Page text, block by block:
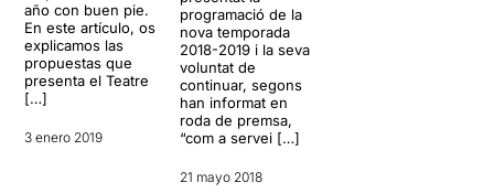
año con buen pie.
En este artículo, os
explicamos las
propuestas que
presenta el Teatre
[…]
3 enero 2019
programació de la
nova temporada
2018-2019 i la seva
voluntat de
continuar, segons
han informat en
roda de premsa,
“com a servei […]
21 mayo 2018